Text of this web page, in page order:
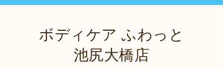
ボディケア ふわっと
池尻大橋店